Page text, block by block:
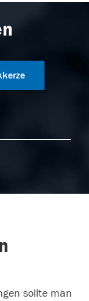
sollte man